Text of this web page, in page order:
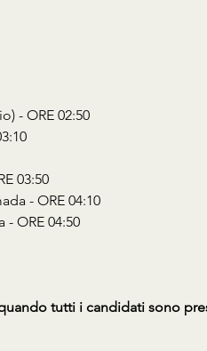
- ORE 02:50
03:50
- ORE 04:10
ORE 04:50
quando tutti i candidati sono